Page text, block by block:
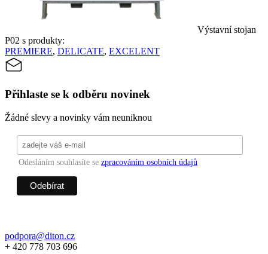
Výstavní stojan
P02 s produkty:
PREMIERE, DELICATE, EXCELENT
Přihlaste se k odběru novinek
Žádné slevy a novinky vám neuniknou
Odesláním souhlasíte se zpracováním osobních údajů
podpora@diton.cz
+ 420 778 703 696